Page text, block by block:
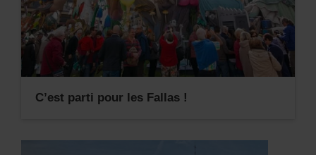
C’est parti pour les Fallas !